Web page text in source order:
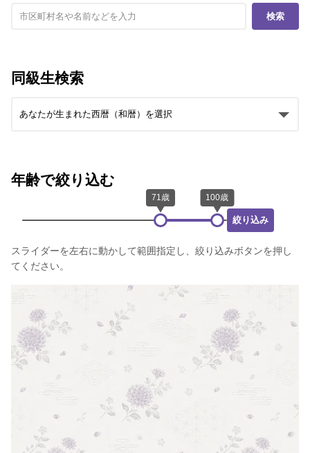
検索
同級生検索
年齢で絞り込む
絞り込み
スライダーを左右に動かして範囲指定し、絞り込みボタンを押し
てください。